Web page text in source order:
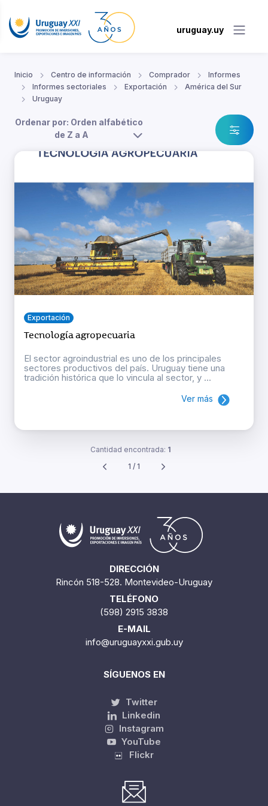
uruguay.uy
Inicio Centro de información Comprador
Informes
Informes sectoriales
Exportación
América del Sur
Uruguay
Ordenar por: Orden alfabético
de Z a A
Exportación
Tecnología agropecuaria
El sector agroindustrial es uno de los principales
sectores productivos del país. Uruguay tiene una
tradición histórica que lo vincula al sector, y ...
Ver más
Cantidad encontrada: 1
1 / 1
DIRECCIÓN
Rincón 518-528. Montevideo-Uruguay
TELÉFONO
(598) 2915 3838
E-MAIL
info@uruguayxxi.gub.uy
SÍGUENOS EN
Twitter
Linkedin
Instagram
YouTube
Flickr